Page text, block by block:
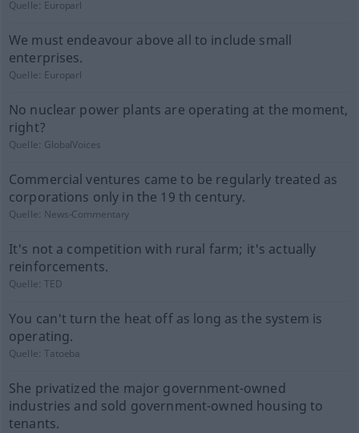
Quelle: Europarl
We must endeavour above all to include small
enterprises.
Quelle: Europarl
No nuclear power plants are operating at the moment,
right?
Quelle: GlobalVoices
Commercial ventures came to be regularly treated as
corporations only in the 19 th century.
Quelle: News-Commentary
It's not a competition with rural farm; it's actually
reinforcements.
Quelle:TED
You can't turn the heat off as long as the system is
operating.
Quelle:Tatoeba
She privatized the major government-owned
industries and sold government-owned housing to
tenants.